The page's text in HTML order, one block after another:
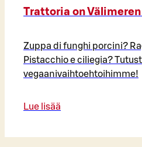
Trattoria on
Zuppa di funghi porcini?
Pistacchio e ciliegia?
vegaanivaihtoehtoihimme!
Lue lisää